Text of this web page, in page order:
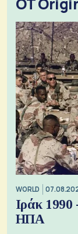
WORLD
Ιράκ 1990
ΗΠΑ